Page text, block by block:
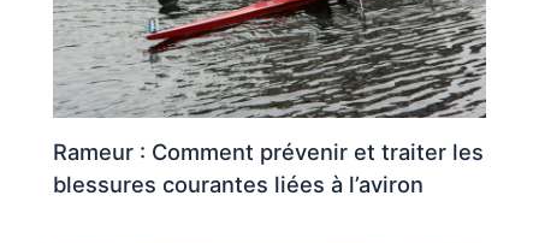
Rameur : Comment prévenir et traiter les
blessures courantes liées à l’aviron